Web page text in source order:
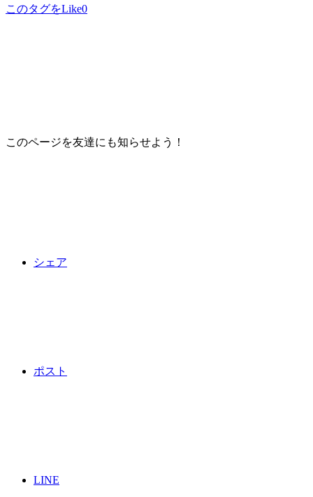
このタグをLike0
このページを友達にも知らせよう！
シェア
ポスト
LINE